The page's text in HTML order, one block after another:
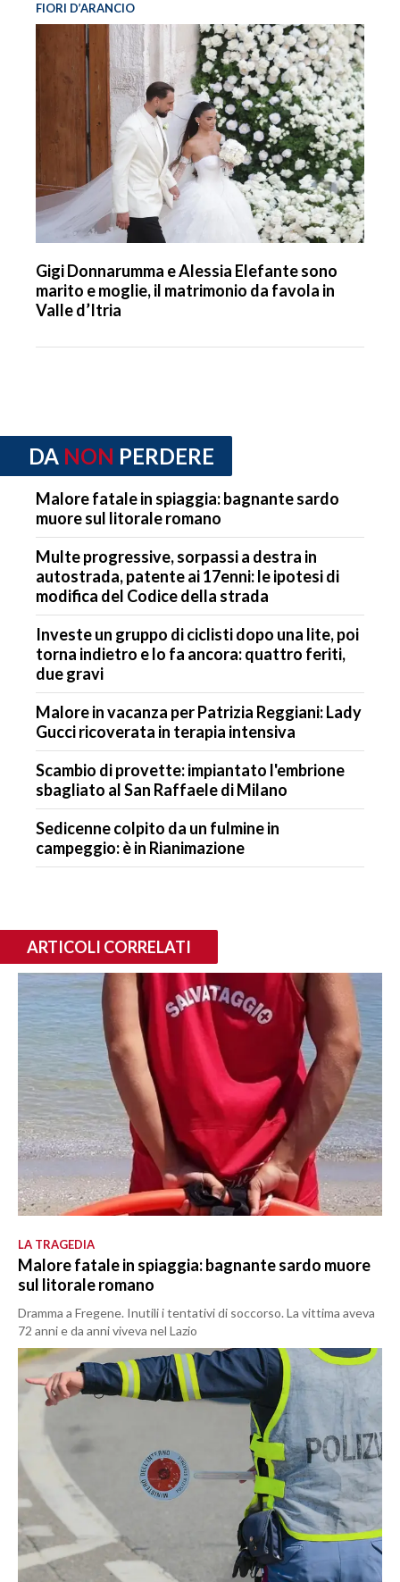
FIORI D’ARANCIO
Gigi Donnarumma e Alessia Elefante sono
marito e moglie, il matrimonio da favola in
Valle d’Itria
DA NON PERDERE
Malore fatale in spiaggia: bagnante sardo
muore sul litorale romano
Multe progressive, sorpassi a destra in
autostrada, patente ai 17enni: le ipotesi di
modifica del Codice della strada
Investe un gruppo di ciclisti dopo una lite, poi
torna indietro e lo fa ancora: quattro feriti,
due gravi
Malore in vacanza per Patrizia Reggiani: Lady
Gucci ricoverata in terapia intensiva
Scambio di provette: impiantato l'embrione
sbagliato al San Raffaele di Milano
Sedicenne colpito da un fulmine in
campeggio: è in Rianimazione
ARTICOLI CORRELATI
LA TRAGEDIA
Malore fatale in spiaggia: bagnante sardo muore
sul litorale romano
Dramma a Fregene. Inutili i tentativi di soccorso. La vittima aveva
72 anni e da anni viveva nel Lazio